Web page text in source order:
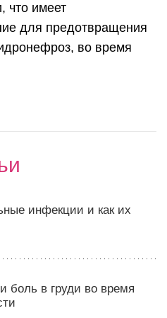
что имеет
для предотвращения
во время
инфекции и как их
боль в груди во время